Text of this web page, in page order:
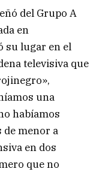
del Grupo A
en
su lugar en el
televisiva que
una
habíamos
de menor a
en dos
que no